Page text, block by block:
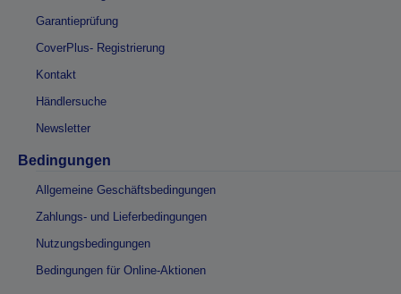
Garantieprüfung
CoverPlus- Registrierung
Kontakt
Händlersuche
Newsletter
Bedingungen
Allgemeine Geschäftsbedingungen
Zahlungs- und Lieferbedingungen
Nutzungsbedingungen
Bedingungen für Online-Aktionen